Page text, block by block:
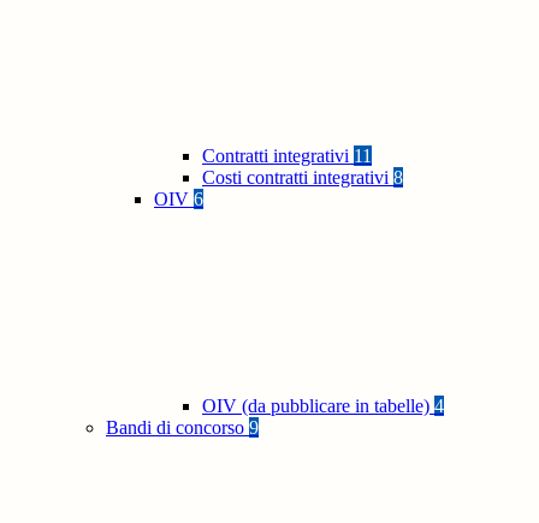
Contratti integrativi 11
Costi contratti integrativi 8
OIV 6
OIV (da pubblicare in tabelle) 4
Bandi di concorso 9